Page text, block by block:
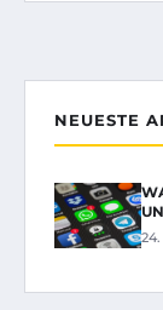
NEUESTE